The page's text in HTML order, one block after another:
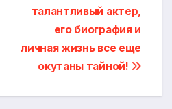
талантливый актер,
его биография и
личная жизнь все еще
окутаны тайной!